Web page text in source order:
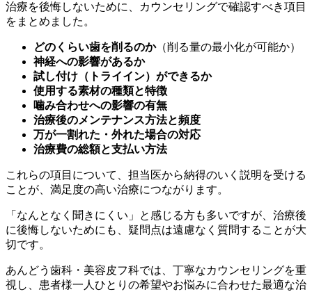
治療を後悔しないために、カウンセリングで確認すべき項目
をまとめました。
どのくらい歯を削るのか（削る量の最小化が可能か）
神経への影響があるか
試し付け（トライイン）ができるか
使用する素材の種類と特徴
噛み合わせへの影響の有無
治療後のメンテナンス方法と頻度
万が一割れた・外れた場合の対応
治療費の総額と支払い方法
これらの項目について、担当医から納得のいく説明を受ける
ことが、満足度の高い治療につながります。
「なんとなく聞きにくい」と感じる方も多いですが、治療後
に後悔しないためにも、疑問点は遠慮なく質問することが大
切です。
あんどう歯科・美容皮フ科では、丁寧なカウンセリングを重
視し、患者様一人ひとりの希望やお悩みに合わせた最適な治